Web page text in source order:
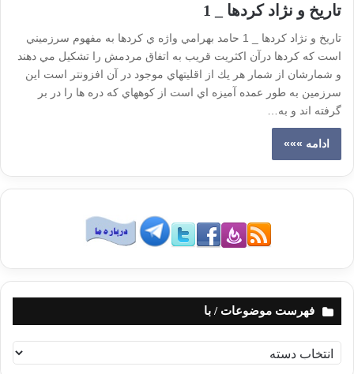
تاريخ و نژاد كردها _ 1
تاريخ و نژاد كردها _ 1 حامد بهرامي واژه ي كردها به مفهوم سرزميني
است كه كردها درآن اكثريت قريب به اتفاق مردمش را تشكيل مي دهند
و شمارشان از شمار هر يك از اقليتهاي موجود در آن افزونتر است اين
سرزمين به طور عمده آميزه اي است از كوههاي كه دره ها را در بر
گرفته اند و به…
ادامه »»»
فهرست موضوعات / با
ه